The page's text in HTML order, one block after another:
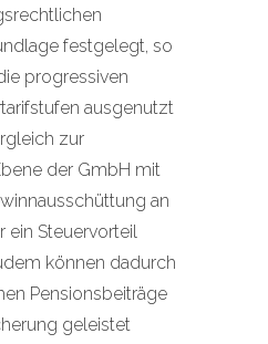
festgelegt, so
progressiven
ausgenutzt
zur
der GmbH mit
an
ein Steuervorteil
können dadurch
Pensionsbeiträge
geleistet